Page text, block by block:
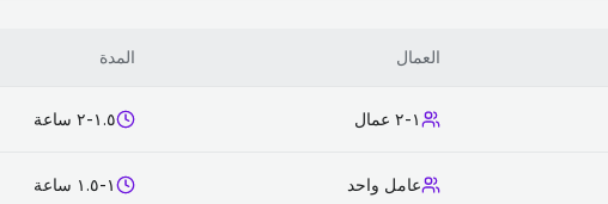
العمال المدة
١-٢ عمال ١.٥-٢ ساعة
عامل واحد ١-١.٥ ساعة